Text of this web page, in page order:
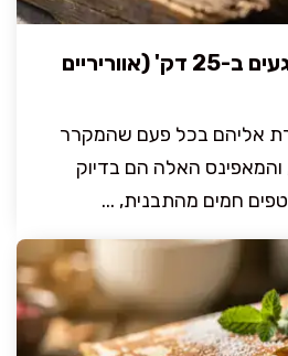
מאפינס ירקות משגעים ב-25 דק' (אווריריים
אליהם בכל פעם שהמקרר
והמאפינס האלה הם בדיוק
חמים מהתבנית, ...